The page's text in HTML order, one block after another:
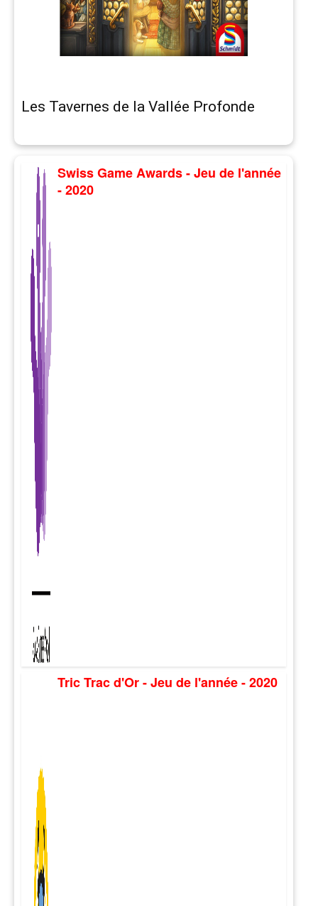
Les Tavernes de la Vallée Profonde
Swiss Game Awards - Jeu de l'année
- 2020
Tric Trac d'Or - Jeu de l'année - 2020